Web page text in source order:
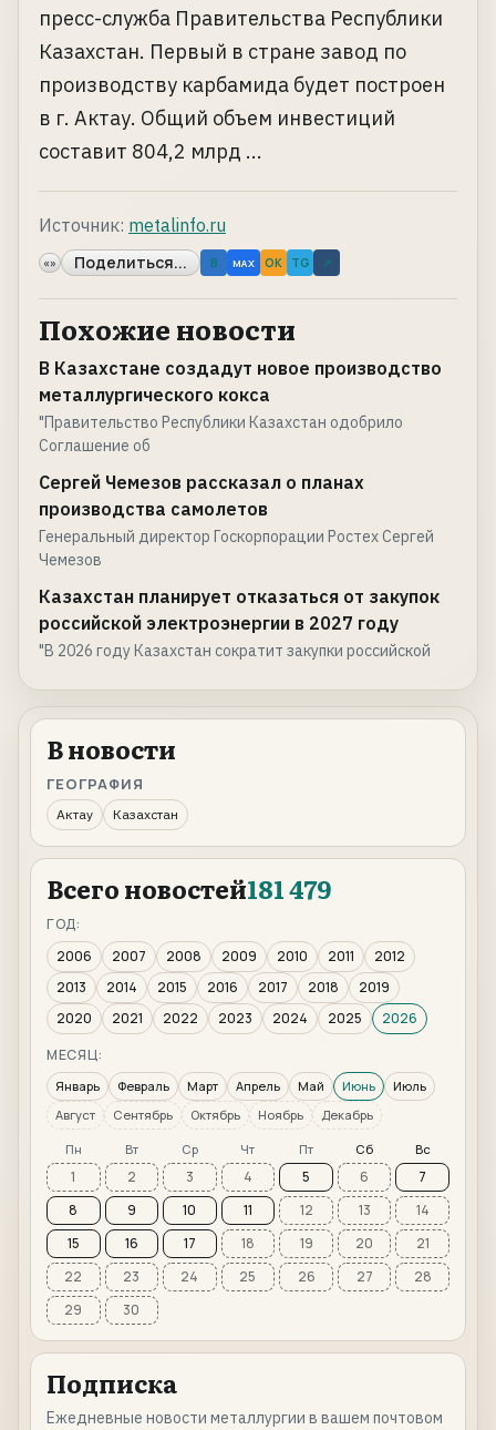
пресс-служба Правительства Республики
Казахстан. Первый в стране завод по
производству карбамида будет построен
в г. Актау. Общий объем инвестиций
составит 804,2 млрд ...
Источник: metalinfo.ru
«» Поделиться... B MAX OK TG ↗
Похожие новости
В Казахстане создадут новое производство
металлургического кокса
"Правительство Республики Казахстан одобрило
Соглашение об
Сергей Чемезов рассказал о планах
производства самолетов
Генеральный директор Госкорпорации Ростех Сергей
Чемезов
Казахстан планирует отказаться от закупок
российской электроэнергии в 2027 году
"В 2026 году Казахстан сократит закупки российской
В новости
ГЕОГРАФИЯ
Актау Казахстан
Всего новостей181 479
ГОД:
2006
2007 2008 2009 2010 2011
2012
2013
2014 2015 2016 2017 2018
2019
2020
2021 2022 2023 2024 2025
2026
МЕСЯЦ:
Январь Февраль Март Апрель Май Июнь
Июль
Август
Сентябрь Октябрь Ноябрь Декабрь
Пн Вт Ср Чт Пт Сб Вс
1 2 3 4 5 6
7
8
9 10 11 12 13
14
15
16 17 18 19 20
21
22
23 24 25 26 27
28
29
30
Подписка
Ежедневные новости металлургии в вашем почтовом